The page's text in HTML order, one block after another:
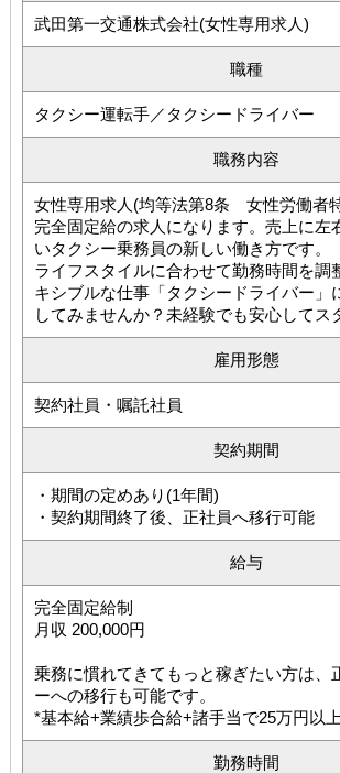
武田第一交通株式会社(女性専用求人)
職種
タクシー運転手／タクシードライバー
職務内容
女性専用求人(均等法第8条 女性労働者
完全固定給の求人になります。売上に左
いタクシー乗務員の新しい働き方です。
ライフスタイルに合わせて勤務時間を調
キシブルな仕事「タクシードライバー」
してみませんか？未経験でも安心してス
雇用形態
契約社員・嘱託社員
契約期間
・期間の定めあり(1年間)
・契約期間終了後、正社員へ移行可能
給与
完全固定給制
月収 200,000円
乗務に慣れてきてもっと稼ぎたい方は、
ーへの移行も可能です。
*基本給+業績歩合給+諸手当で25万円以
勤務時間